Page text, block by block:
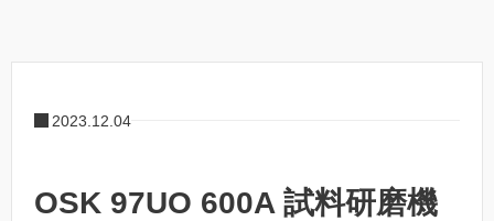
2023.12.04
OSK 97UO 600A 試料研磨機